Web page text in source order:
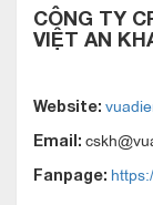
CÔNG TY
VIỆT AN
Website:
Email:
Fanpage: